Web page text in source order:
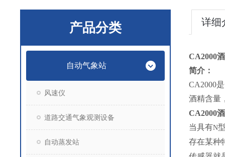
产品分类
自动气象站
风速仪
道路交通气象观测设备
自动蒸发站
详细
CA2000
简介：
CA2000
酒精含量
CA2000
当具有N
存在某种